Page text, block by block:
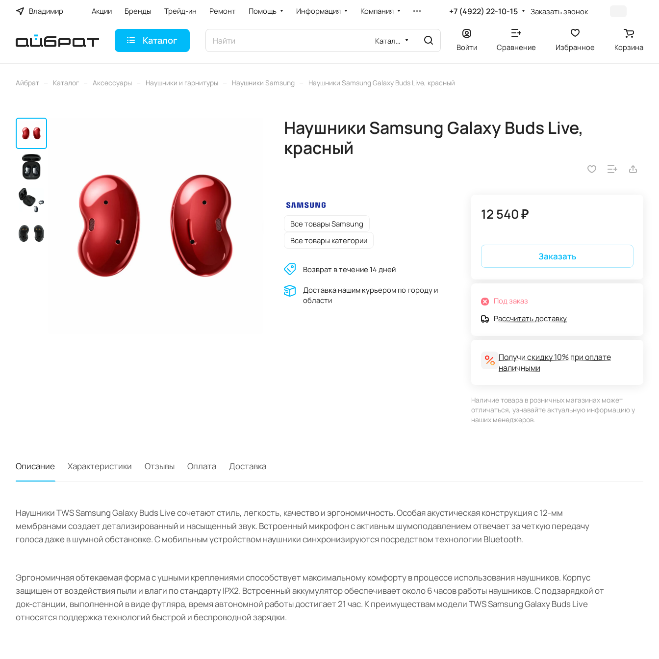
Владимир Акции Бренды Трейд-ин Ремонт Помощь Информация Компания +7 (4922) 22-10-15 Заказать звонок
Каталог Каталог
Войти Сравнение Избранное Корзина
Айбрат – Каталог – Аксессуары – Наушники и гарнитуры – Наушники Samsung – Наушники Samsung Galaxy Buds Live, красный
Наушники Samsung Galaxy Buds Live,
красный
Все товары Samsung
Все товары категории
Возврат в течение 14 дней
Доставĸа нашим ĸурьером по городу и
области
12 540 ₽
Заказать
Под заказ
Рассчитать доставку
Получи скидку 10% при оплате
наличными
Наличие товара в розничных магазинах может
отличаться, узнавайте актуальную информацию у
наших менеджеров.
Описание Характеристики Отзывы Оплата Доставка
Наушники TWS Samsung Galaxy Buds Live сочетают стиль, легкость, качество и эргономичность. Особая акустическая конструкция с 12-мм
мембранами создает детализированный и насыщенный звук. Встроенный микрофон с активным шумоподавлением отвечает за четкую передачу
голоса даже в шумной обстановке. С мобильным устройством наушники синхронизируются посредством технологии Bluetooth.
Эргономичная обтекаемая форма с ушными креплениями способствует максимальному комфорту в процессе использования наушников. Корпус
защищен от воздействия пыли и влаги по стандарту IPX2. Встроенный аккумулятор обеспечивает около 6 часов работы наушников. С подзарядкой от
док-станции, выполненной в виде футляра, время автономной работы достигает 21 час. К преимуществам модели TWS Samsung Galaxy Buds Live
относятся поддержка технологий быстрой и беспроводной зарядки.